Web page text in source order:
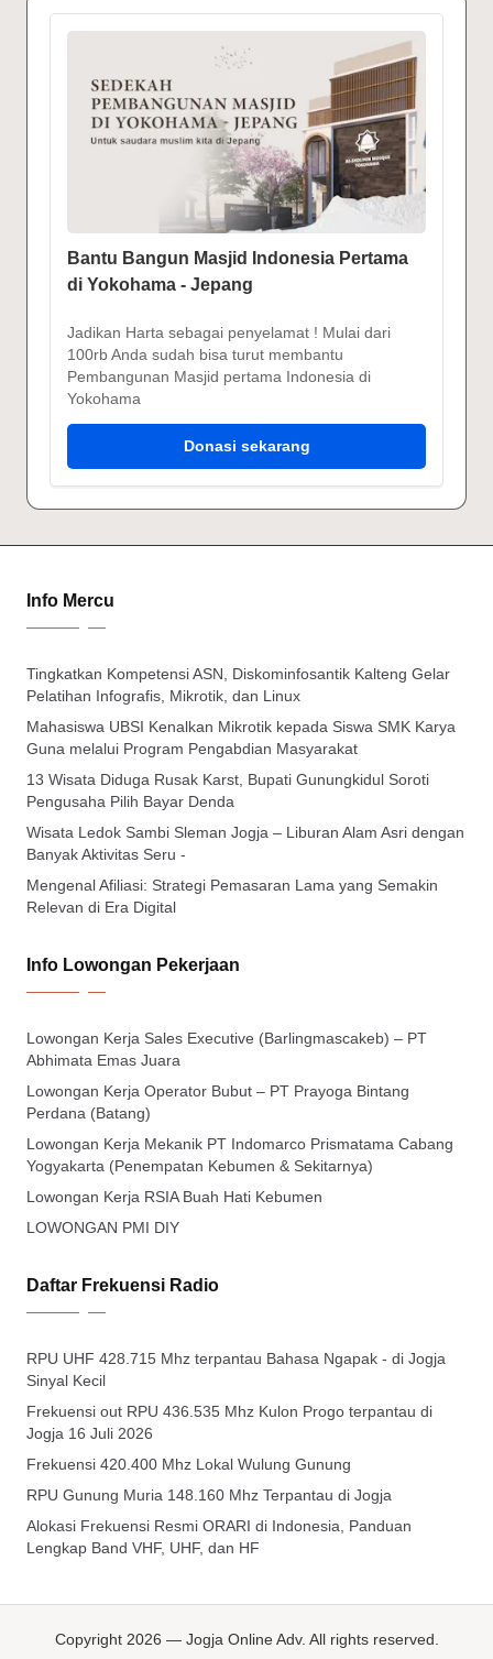
Bantu Bangun Masjid Indonesia Pertama
di Yokohama - Jepang
Jadikan Harta sebagai penyelamat ! Mulai dari
100rb Anda sudah bisa turut membantu
Pembangunan Masjid pertama Indonesia di
Yokohama
Donasi sekarang
Info Mercu
Tingkatkan Kompetensi ASN, Diskominfosantik Kalteng Gelar
Pelatihan Infografis, Mikrotik, dan Linux
Mahasiswa UBSI Kenalkan Mikrotik kepada Siswa SMK Karya
Guna melalui Program Pengabdian Masyarakat
13 Wisata Diduga Rusak Karst, Bupati Gunungkidul Soroti
Pengusaha Pilih Bayar Denda
Wisata Ledok Sambi Sleman Jogja – Liburan Alam Asri dengan
Banyak Aktivitas Seru -
Mengenal Afiliasi: Strategi Pemasaran Lama yang Semakin
Relevan di Era Digital
Info Lowongan Pekerjaan
Lowongan Kerja Sales Executive (Barlingmascakeb) – PT
Abhimata Emas Juara
Lowongan Kerja Operator Bubut – PT Prayoga Bintang
Perdana (Batang)
Lowongan Kerja Mekanik PT Indomarco Prismatama Cabang
Yogyakarta (Penempatan Kebumen & Sekitarnya)
Lowongan Kerja RSIA Buah Hati Kebumen
LOWONGAN PMI DIY
Daftar Frekuensi Radio
RPU UHF 428.715 Mhz terpantau Bahasa Ngapak - di Jogja
Sinyal Kecil
Frekuensi out RPU 436.535 Mhz Kulon Progo terpantau di
Jogja 16 Juli 2026
Frekuensi 420.400 Mhz Lokal Wulung Gunung
RPU Gunung Muria 148.160 Mhz Terpantau di Jogja
Alokasi Frekuensi Resmi ORARI di Indonesia, Panduan
Lengkap Band VHF, UHF, dan HF
Copyright 2026 — Jogja Online Adv. All rights reserved.